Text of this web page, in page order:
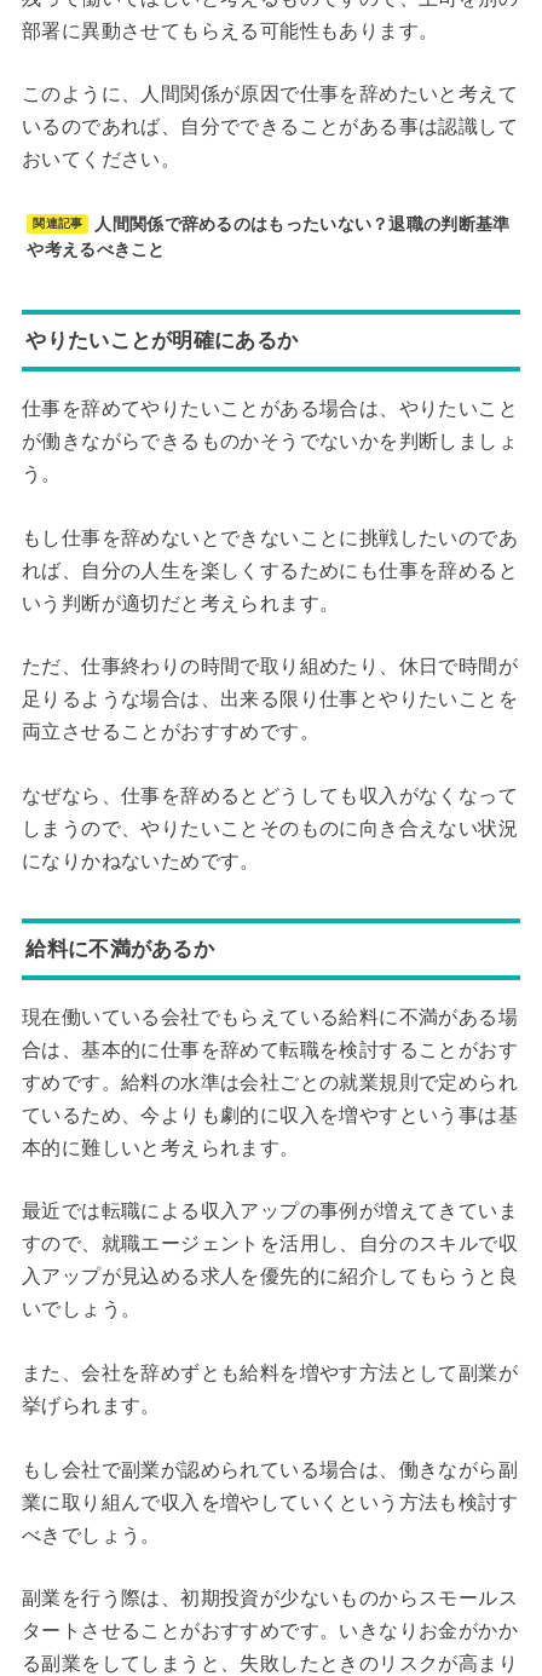
部署に異動させてもらえる可能性もあります。
このように、人間関係が原因で仕事を辞めたいと考えて
いるのであれば、自分でできることがある事は認識して
おいてください。
関連記事
人間関係で辞めるのはもったいない？退職の判断基準
や考えるべきこと
やりたいことが明確にあるか
仕事を辞めてやりたいことがある場合は、やりたいこと
が働きながらできるものかそうでないかを判断しましょ
う。
もし仕事を辞めないとできないことに挑戦したいのであ
れば、自分の人生を楽しくするためにも仕事を辞めると
いう判断が適切だと考えられます。
ただ、仕事終わりの時間で取り組めたり、休日で時間が
足りるような場合は、出来る限り仕事とやりたいことを
両立させることがおすすめです。
なぜなら、仕事を辞めるとどうしても収入がなくなって
しまうので、やりたいことそのものに向き合えない状況
になりかねないためです。
給料に不満があるか
現在働いている会社でもらえている給料に不満がある場
合は、基本的に仕事を辞めて転職を検討することがおす
すめです。給料の水準は会社ごとの就業規則で定められ
ているため、今よりも劇的に収入を増やすという事は基
本的に難しいと考えられます。
最近では転職による収入アップの事例が増えてきていま
すので、就職エージェントを活用し、自分のスキルで収
入アップが見込める求人を優先的に紹介してもらうと良
いでしょう。
また、会社を辞めずとも給料を増やす方法として副業が
挙げられます。
もし会社で副業が認められている場合は、働きながら副
業に取り組んで収入を増やしていくという方法も検討す
べきでしょう。
副業を行う際は、初期投資が少ないものからスモールス
タートさせることがおすすめです。いきなりお金がかか
る副業をしてしまうと、失敗したときのリスクが高まり